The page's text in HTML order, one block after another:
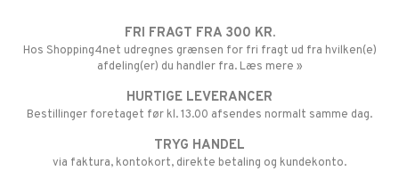
FRI FRAGT FRA 300 KR.
Hos Shopping4net udregnes grænsen for fri fragt ud fra hvilken(e)
afdeling(er) du handler fra. Læs mere »
HURTIGE LEVERANCER
Bestillinger foretaget før kl. 13.00 afsendes normalt samme dag.
TRYG HANDEL
via faktura, kontokort, direkte betaling og kundekonto.